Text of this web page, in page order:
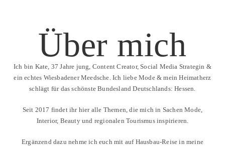
Über mich
Ich bin Kate, 37 Jahre jung, Content Creator, Social Media Strategin &
ein echtes Wiesbadener Meedsche. Ich liebe Mode & mein Heimatherz
schlägt für das schönste Bundesland Deutschlands: Hessen.
Seit 2017 findet ihr hier alle Themen, die mich in Sachen Mode,
Interior, Beauty und regionalen Tourismus inspirieren.
Ergänzend dazu nehme ich euch mit auf Hausbau-Reise in meine